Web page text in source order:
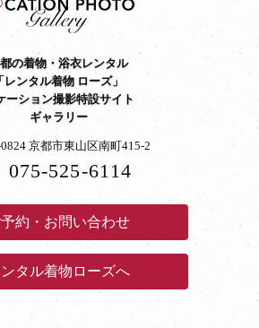
の着物・浴衣レンタル
「レンタル着物 ローズ」
ーション撮影特設サイト
ギャラリー
京都市東山区南町415-2
075-525-6114
予約・お問い合わせ
ンタル着物ローズへ